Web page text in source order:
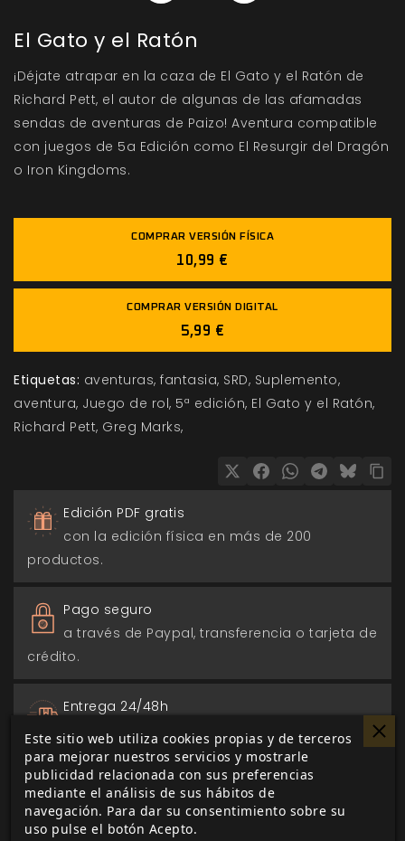
El Gato y el Ratón
¡Déjate atrapar en la caza de El Gato y el Ratón de
Richard Pett, el autor de algunas de las afamadas
sendas de aventuras de Paizo! Aventura compatible
con juegos de 5a Edición como El Resurgir del Dragón
o Iron Kingdoms.
COMPRAR VERSIÓN FÍSICA
10,99 €
COMPRAR VERSIÓN DIGITAL
5,99 €
Etiquetas: aventuras fantasia SRD Suplemento
aventura Juego de rol 5ª edición El Gato y el Ratón
Richard Pett Greg Marks
Edición PDF gratis
con la edición física en más de 200
productos.
Pago seguro
a través de Paypal, transferencia o tarjeta de
crédito.
Entrega 24/48h
para envios nacionales.
Biblioteca digital
actualizada con todos los juego canjeados
o comprados.
Este sitio web utiliza cookies propias y de terceros
para mejorar nuestros servicios y mostrarle
publicidad relacionada con sus preferencias
mediante el análisis de sus hábitos de
navegación. Para dar su consentimiento sobre su
uso pulse el botón Acepto.